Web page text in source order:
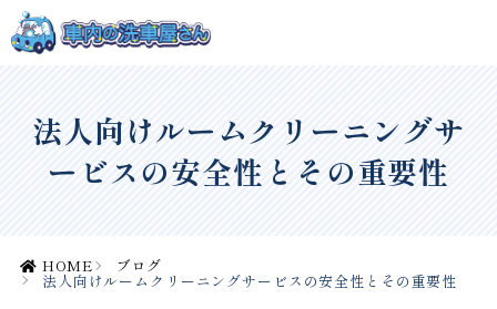
法人向けルームクリーニングサ
ービスの安全性とその重要性
HOME ブログ
法人向けルームクリーニングサービスの安全性とその重要性